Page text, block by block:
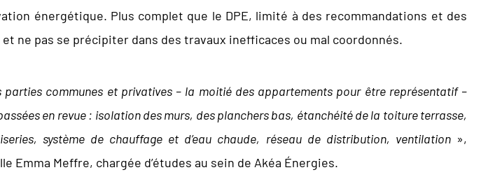
énergétique. Plus complet que le DPE, limité à des recommandations et des
ne pas se précipiter dans des travaux inefficaces ou mal coordonnés.
parties communes et privatives – la moitié des appartements pour être représentatif –
en revue : isolation des murs, des planchers bas, étanchéité de la toiture terrasse,
système de chauffage et d’eau chaude, réseau de distribution, ventilation »,
Emma Meffre, chargée d’études au sein de Akéa Énergies.